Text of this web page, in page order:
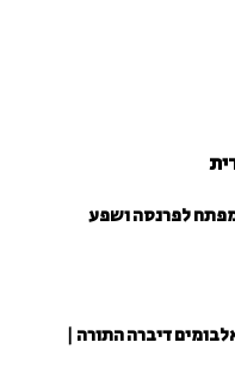
לפרנסה ושפע
דיברה התורה |